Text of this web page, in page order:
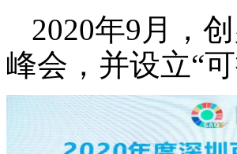
2020年9月，
峰会，并设立“